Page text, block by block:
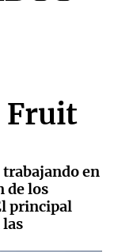
Fruit
en
de los
principal